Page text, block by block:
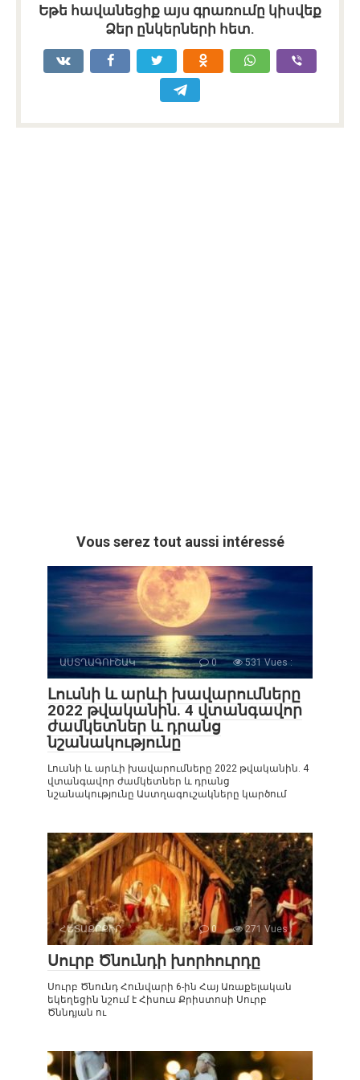
Եթե հավանեցիք այս գրառումը կիսվեք
Ձեր ընկերների հետ.
Vous serez tout aussi intéressé
ԱՍՏՂԱԳՈՒՇԱԿ 0 531 Vues :
Լուսնի և արևի խավարումները
2022 թվականին. 4 վտանգավոր
ժամկետներ և դրանց
նշանակությունը
Լուսնի և արևի խավարումները 2022 թվականին. 4
վտանգավոր ժամկետներ և դրանց
նշանակությունը Աստղագուշակները կարծում
ՀԵՏԱՔՐՔԻՐ 0 271 Vues :
Սուրբ Ծնունդի խորհուրդը
Սուրբ Ծնունդ Հունվարի 6-ին Հայ Առաքելական
եկեղեցին նշում է Հիսուս Քրիստոսի Սուրբ
Ծննդյան ու